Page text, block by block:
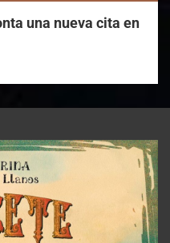
una nueva cita en